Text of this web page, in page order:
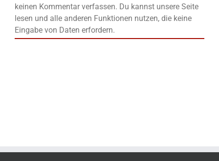
keinen Kommentar verfassen. Du kannst unsere Seite
lesen und alle anderen Funktionen nutzen, die keine
Eingabe von Daten erfordern.